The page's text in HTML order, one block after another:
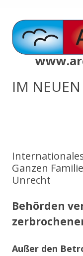
IM
Ganzen
Unrecht
Behörden
Außer den